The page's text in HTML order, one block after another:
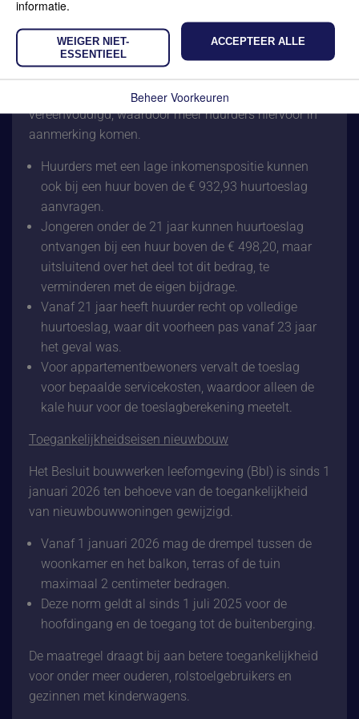
Huurcommissie een jaarafrekening op basis van
vastgestelde normbedragen opstellen.
Vereenvoudiging van huurtoeslag
De huurtoeslag is sinds 1 januari 2026
vereenvoudigd, waardoor meer huurders hiervoor in
aanmerking komen.
Huurders met een lage inkomenspositie kunnen
ook bij een huur boven de € 932,93 huurtoeslag
aanvragen.
Jongeren onder de 21 jaar kunnen huurtoeslag
ontvangen bij een huur boven de € 498,20, maar
uitsluitend over het deel tot dit bedrag, te
verminderen met de eigen bijdrage.
Vanaf 21 jaar heeft huurder recht op volledige
huurtoeslag, waar dit voorheen pas vanaf 23 jaar
het geval was.
Voor appartementbewoners vervalt de toeslag
voor bepaalde servicekosten, waardoor alleen de
kale huur voor de toeslagberekening meetelt.
Toegankelijkheidseisen nieuwbouw
Het Besluit bouwwerken leefomgeving (Bbl) is sinds 1
januari 2026 ten behoeve van de toegankelijkheid
van nieuwbouwwoningen gewijzigd.
Vanaf 1 januari 2026 mag de drempel tussen de
woonkamer en het balkon, terras of de tuin
maximaal 2 centimeter bedragen.
Deze norm geldt al sinds 1 juli 2025 voor de
hoofdingang en de toegang tot de buitenberging.
De maatregel draagt bij aan betere toegankelijkheid
voor onder meer ouderen, rolstoelgebruikers en
gezinnen met kinderwagens.
informatie.
WEIGER NIET-
ESSENTIEEL
ACCEPTEER ALLE
Beheer Voorkeuren